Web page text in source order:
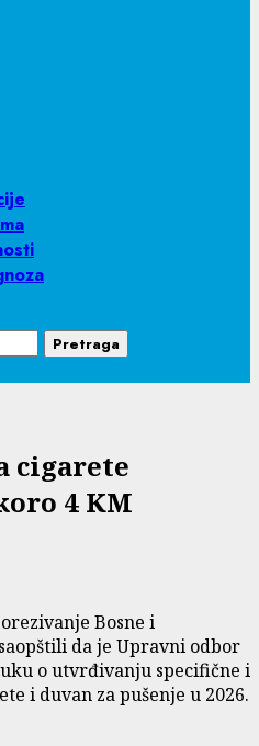
cigarete
4 KM
Bosne i
da je Upravni odbor
o utvrđivanju specifične i
i duvan za pušenje u 2026.